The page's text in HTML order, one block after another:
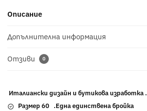
Описание
Допълнителна информация
Отзиви 0
Италиански дизайн и бутикова изработка .
Размер 60 .Eдна единствена бройка